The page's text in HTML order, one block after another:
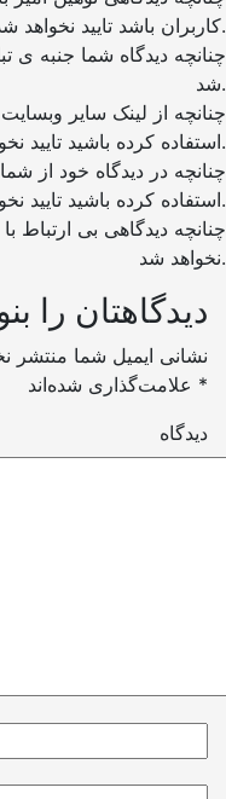
کاربران باشد تایید نخواهد شد.
شد.
استفاده کرده باشید تایید نخواهد شد.
استفاده کرده باشید تایید نخواهد شد.
چنانچه دیدگاهی بی
نخواهد شد.
دیدگاهتان را
نشانی ایمیل شما منتشر
*
دیدگاه